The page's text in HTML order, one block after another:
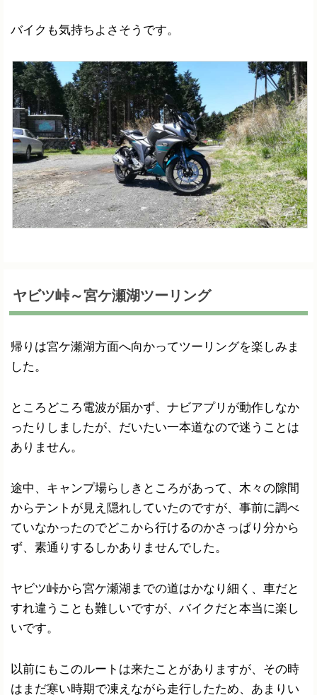
バイクも気持ちよさそうです。
ヤビツ峠～宮ケ瀬湖ツーリング
帰りは宮ケ瀬湖方面へ向かってツーリングを楽しみま
した。
ところどころ電波が届かず、ナビアプリが動作しなか
ったりしましたが、だいたい一本道なので迷うことは
ありません。
途中、キャンプ場らしきところがあって、木々の隙間
からテントが見え隠れしていたのですが、事前に調べ
ていなかったのでどこから行けるのかさっぱり分から
ず、素通りするしかありませんでした。
ヤビツ峠から宮ケ瀬湖までの道はかなり細く、車だと
すれ違うことも難しいですが、バイクだと本当に楽し
いです。
以前にもこのルートは来たことがありますが、その時
はまだ寒い時期で凍えながら走行したため、あまりい